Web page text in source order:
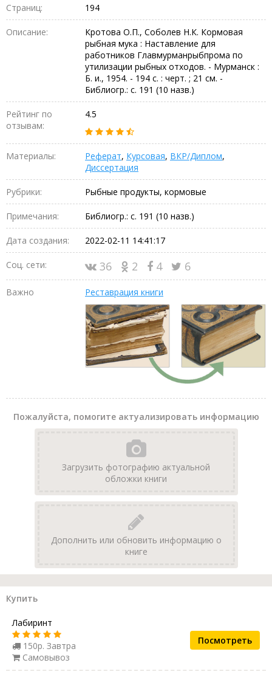
Страниц: 194
Описание:
Кротова О.П., Соболев Н.К. Кормовая
рыбная мука : Наставление для
работников Главмурманрыбпрома по
утилизации рыбных отходов. - Мурманск :
Б. и., 1954. - 194 с. : черт. ; 21 см. -
Библиогр.: с. 191 (10 назв.)
Рейтинг по
отзывам:
4.5
Материалы: Реферат, Курсовая, ВКР/Диплом,
Диссертация
Рубрики: Рыбные продукты, кормовые
Примечания: Библиогр.: с. 191 (10 назв.)
Дата создания: 2022-02-11 14:41:17
Соц. сети: 36 2 4 6
Важно Реставрация книги
Пожалуйста, помогите актуализировать информацию
Загрузить фотографию актуальной
обложки книги
Дополнить или обновить информацию о
книге
Купить
Лабиринт
150р. Завтра
Самовывоз
Посмотреть